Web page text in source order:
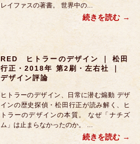
レイファスの著書。 世界中の...
続きを読む
RED ヒトラーのデザイン ｜ 松田
行正・2018年 第2刷・左右社 ｜
デザイン評論
ヒトラーのデザイン、日常に潜む煽動 デザ
インの歴史探偵・松田行正が読み解く、ヒ
トラーのデザインの本質。 なぜ「ナチズ
ム」は止まらなかったのか。 ...
続きを読む